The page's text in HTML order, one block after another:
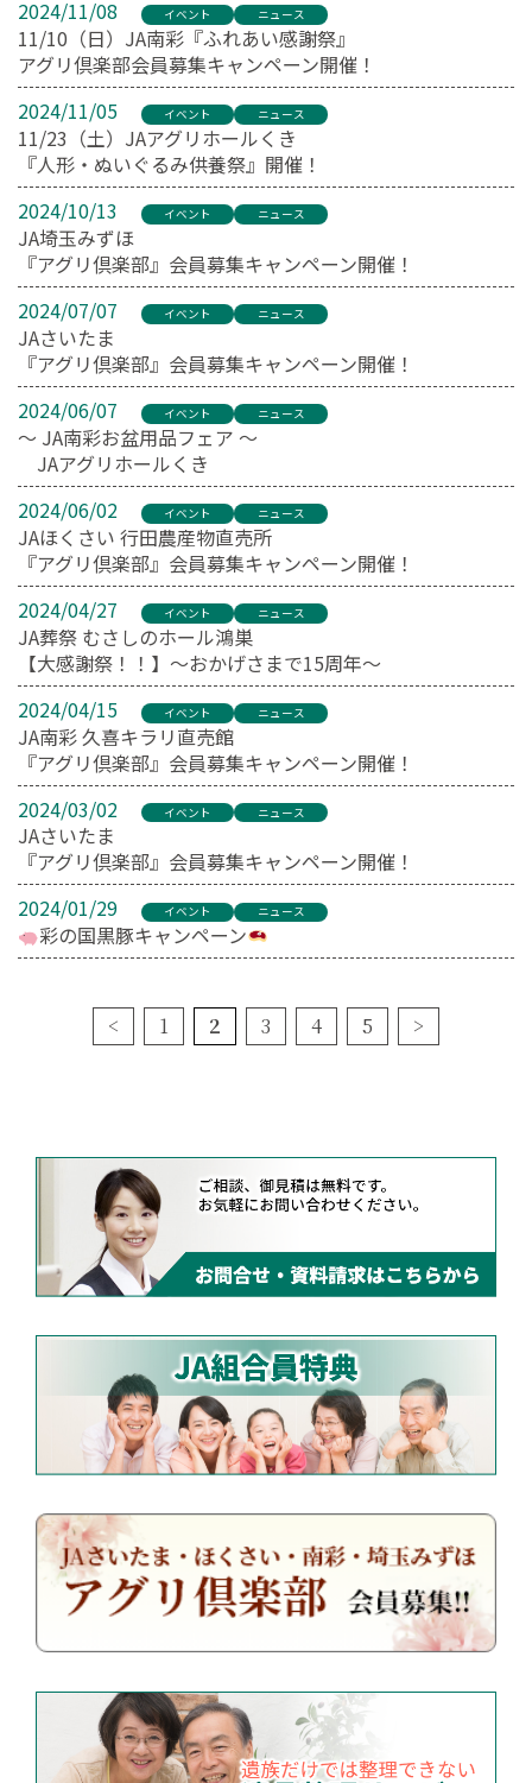
2024/11/08 イベント ニュース
11/10（日）JA南彩『ふれあい感謝祭』
アグリ倶楽部会員募集キャンペーン開催！
2024/11/05
イベント ニュース
11/23（土）JAアグリホールくき
『人形・ぬいぐるみ供養祭』開催！
2024/10/13
イベント ニュース
JA埼玉みずほ
『アグリ倶楽部』会員募集キャンペーン開催！
2024/07/07
イベント ニュース
JAさいたま
『アグリ倶楽部』会員募集キャンペーン開催！
2024/06/07
イベント ニュース
～ JA南彩お盆用品フェア ～
JAアグリホールくき
2024/06/02
イベント ニュース
JAほくさい 行田農産物直売所
『アグリ倶楽部』会員募集キャンペーン開催！
2024/04/27
イベント ニュース
JA葬祭 むさしのホール鴻巣
【大感謝祭！！】～おかげさまで15周年～
2024/04/15
イベント ニュース
JA南彩 久喜キラリ直売館
『アグリ倶楽部』会員募集キャンペーン開催！
2024/03/02
イベント ニュース
JAさいたま
『アグリ倶楽部』会員募集キャンペーン開催！
2024/01/29
イベント ニュース
彩の国黒豚キャンペーン
< 1 2 3 4 5 >